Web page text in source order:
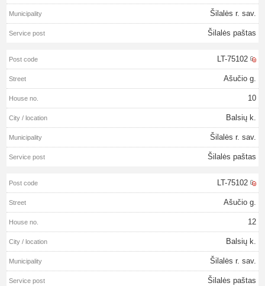
Šilalės r. sav.
Šilalės paštas
LT-75102
Ašučio g.
10
Balsių k.
Šilalės r. sav.
Šilalės paštas
LT-75102
Ašučio g.
12
Balsių k.
Šilalės r. sav.
Šilalės paštas